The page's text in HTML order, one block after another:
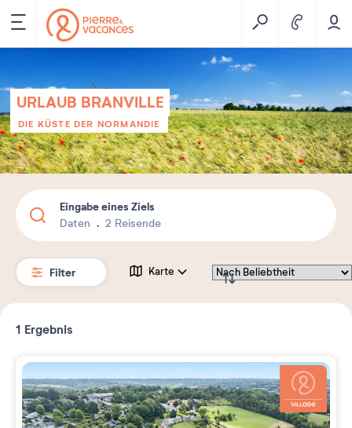
URLAUB BRANVILLE
DIE KÜSTE DER NORMANDIE
Eingabe eines Ziels
Daten 2 Reisende
Filter Karte
1 Ergebnis